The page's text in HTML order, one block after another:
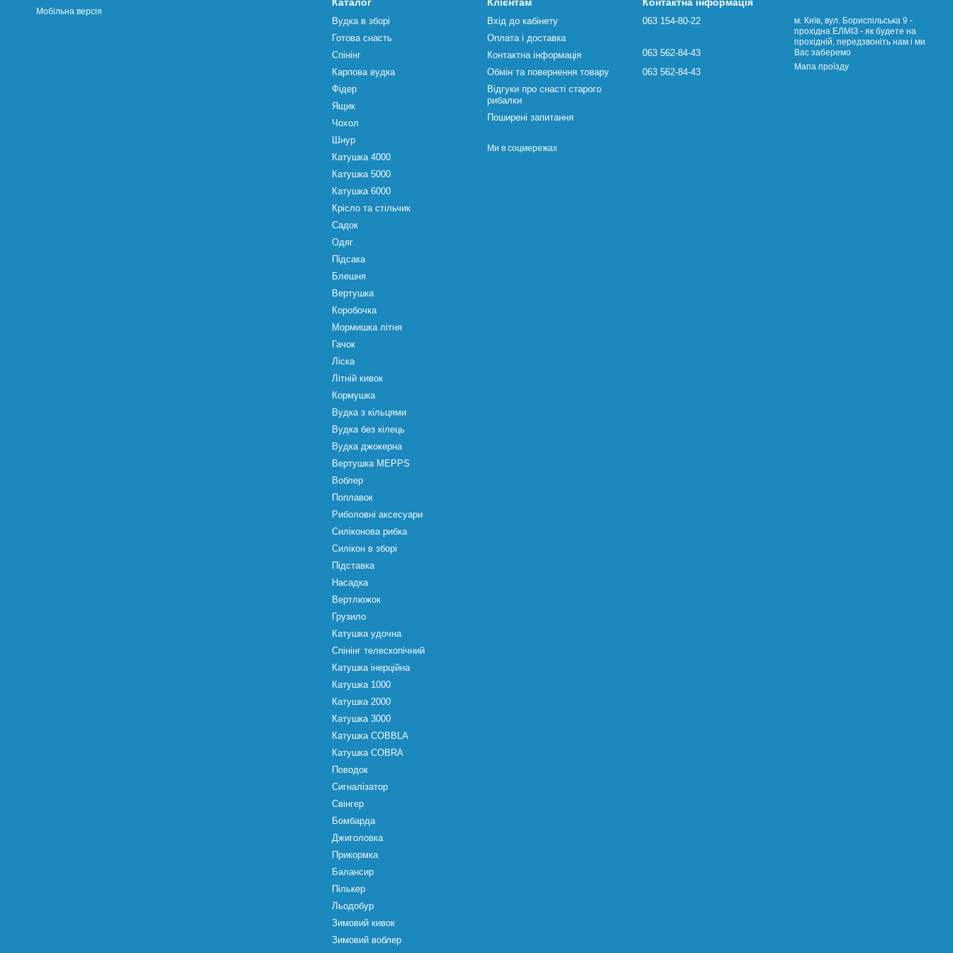
Мобільна версія
Вудка в зборі
Готова снасть
Спінінг
Карпова вудка
Фідер
Ящик
Чохол
Шнур
Катушка 4000
Катушка 5000
Катушка 6000
Крісло та стільчик
Садок
Одяг
Підсака
Блешня
Вертушка
Коробочка
Мормишка літня
Гачок
Ліска
Літній кивок
Кормушка
Вудка з кільцями
Вудка без кілець
Вудка джокерна
Вертушка MEPPS
Воблер
Поплавок
Риболовні аксесуари
Силіконова рибка
Силікон в зборі
Підставка
Насадка
Вертлюжок
Грузило
Катушка удочна
Спінінг телескопічний
Катушка інерційна
Катушка 1000
Катушка 2000
Катушка 3000
Катушка COBBLA
Катушка COBRA
Поводок
Сигналізатор
Свінгер
Бомбарда
Джиголовка
Прикормка
Балансир
Пількер
Льодобур
Зимовий кивок
Зимовий воблер
Вхід до кабінету
Оплата і доставка
Контактна інформація
Обмін та повернення товару
Відгуки про снасті старого
рибалки
Поширені запитання
Ми в соцмережах
063 154-80-22
063 562-84-43
063 562-84-43
м. Київ, вул. Бориспільська 9 -
прохідна ЕЛМІЗ - як будете на
прохідній, передзвоніть нам і ми
Вас заберемо
Мапа проїзду